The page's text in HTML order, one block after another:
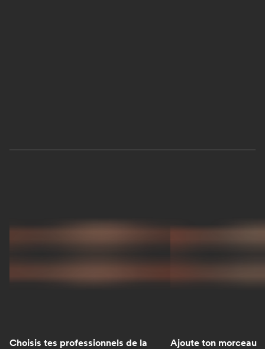
Choisis tes professionnels de la
Ajoute ton morceau